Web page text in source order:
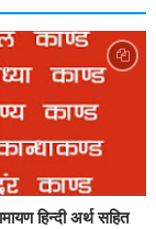
हिन्दी अर्थ सहित